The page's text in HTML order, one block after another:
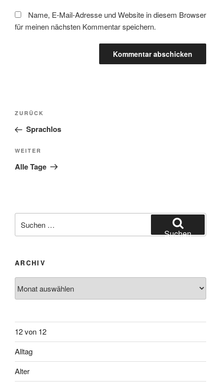
Name, E-Mail-Adresse und Website in diesem Browser
für meinen nächsten Kommentar speichern.
Beitragsnavigation
Vorheriger
Beitrag
ZURÜCK
Sprachlos
Nächster
Beitrag
WEITER
Alle Tage
nach:
Suchen
ARCHIV
12 von 12
Alltag
Alter